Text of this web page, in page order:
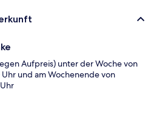
Aufpreis) unter der Woche von
und am Wochenende von